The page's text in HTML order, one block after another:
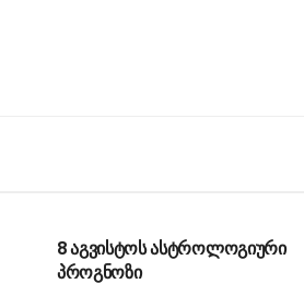
8 აგვისტოს ასტროლოგიური
პროგნოზი